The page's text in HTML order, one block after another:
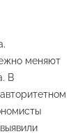
меняют
В